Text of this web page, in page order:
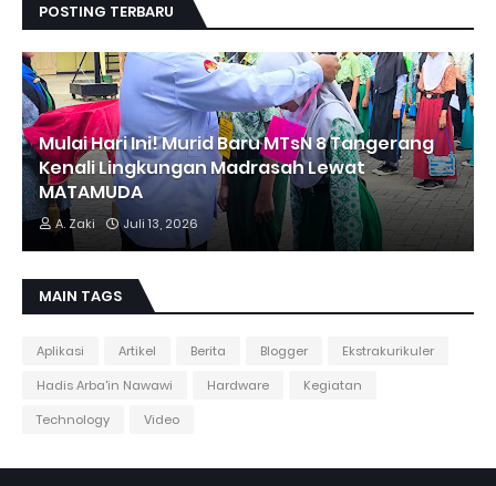
POSTING TERBARU
Mulai Hari Ini! Murid Baru MTsN 8 Tangerang
Kenali Lingkungan Madrasah Lewat
MATAMUDA
A. Zaki Juli 13, 2026
MAIN TAGS
Aplikasi Artikel Berita Blogger
Ekstrakurikuler
Hadis Arba'in Nawawi
Hardware
Kegiatan
Technology
Video